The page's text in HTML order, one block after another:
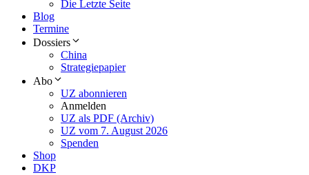
Die Letzte Seite
Blog
Termine
Dossiers
China
Strategiepapier
Abo
UZ abonnieren
Anmelden
UZ als PDF (Archiv)
UZ vom 7. August 2026
Spenden
Shop
DKP